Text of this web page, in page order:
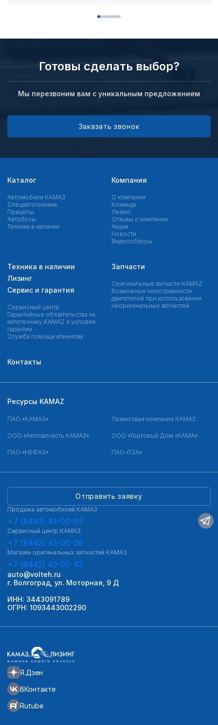
Готовы сделать выбор?
Мы перезвоним вам с уникальным предложением
Заказать звонок
Каталог
Автомобили КАМАЗ
Спецавтотехника
Прицепы
Автобусы
Техника в наличии
Компания
О компании
Команда
Лизинг
Отзывы о компании
Акции
Новости
Видеообзоры
Техника в наличии
Лизинг
Сервис и гарантия
Сервисный центр
Гарантийные обязательства на
автотехнику KAMAZ и условия
гарантии
Служба помощи клиентам
Запчасти
Оригинальные запчасти КAMAZ
Возможные неисправности
двигателей при использовании
неоригинальных запчастей
Контакты
Я.Дзен
ВКонтакте
Rutube
Отправить заявку
Продажа автомобилей КАМАЗ
+7 (8443) 43-00-93
Сервисный центр КАМАЗ
+7 (8442) 43-00-56
Магазин оригинальных запчастей КАМАЗ
+7 (8442) 43-00-43
auto@volteh.ru
г. Волгоград, ул. Моторная, 9 Д
ИНН: 3443091789
ОГРН: 1093443002290
Ресурсы KAMAZ
ПАО «КАМАЗ» Лизинговая компания КАМАЗ
ООО «Автозапчасть КАМАЗ» ООО «Торговый Дом «КАМА»
ПАО «НЕФАЗ» ПАО «ТЗА»